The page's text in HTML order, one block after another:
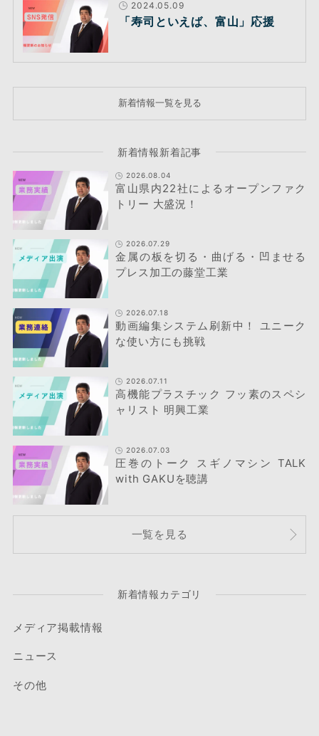
2024.05.09
「寿司といえば、富山」応援
新着情報一覧を見る
新着情報新着記事
2026.08.04
富山県内22社によるオープンファク
トリー 大盛況！
2026.07.29
金属の板を切る・曲げる・凹ませる
プレス加工の藤堂工業
2026.07.18
動画編集システム刷新中！ ユニーク
な使い方にも挑戦
2026.07.11
高機能プラスチック フッ素のスペシ
ャリスト 明興工業
2026.07.03
圧巻のトーク スギノマシン TALK
with GAKUを聴講
一覧を見る
新着情報カテゴリ
メディア掲載情報
ニュース
その他